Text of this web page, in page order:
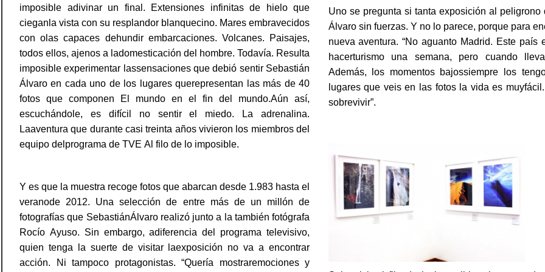
imposible adivinar un final. Extensiones infinitas de hielo que
cieganla vista con su resplandor blanquecino. Mares embravecidos
con olas capaces dehundir embarcaciones. Volcanes. Paisajes,
todos ellos, ajenos a ladomesticación del hombre. Todavía. Resulta
imposible experimentar lassensaciones que debió sentir Sebastián
Álvaro en cada uno de los lugares querepresentan las más de 40
fotos que componen El mundo en el fin del mundo.Aún así,
escuchándole, es difícil no sentir el miedo. La adrenalina.
Laaventura que durante casi treinta años vivieron los miembros del
equipo delprograma de TVE Al filo de lo imposible.
Y es que la muestra recoge fotos que abarcan desde 1.983 hasta el
veranode 2012. Una selección de entre más de un millón de
fotografías que SebastiánÁlvaro realizó junto a la también fotógrafa
Rocío Ayuso. Sin embargo, adiferencia del programa televisivo,
quien tenga la suerte de visitar laexposición no va a encontrar
acción. Ni tampoco protagonistas. “Quería mostraremociones y
Uno se pregunta si tanta exposición al peligrono
Álvaro sin fuerzas. Y no lo parece, porque para
nueva aventura. “No aguanto Madrid. Este país
hacerturismo una semana, pero cuando
Además, los momentos bajossiempre los
lugares que veis en las fotos la vida es
sobrevivir”.